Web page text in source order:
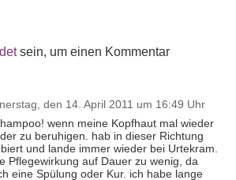
sein, um einen Kommentar
den 14. April 2011 um 16:49 Uhr
wenn meine Kopfhaut mal wieder
zu beruhigen. hab in dieser Richtung
und lande immer wieder bei Urtekram.
Pflegewirkung auf Dauer zu wenig, da
eine Spülung oder Kur. ich habe lange